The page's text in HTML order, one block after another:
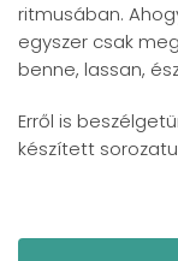
ritmusában.
egyszer csak
benne, lassan,
Erről is
készített